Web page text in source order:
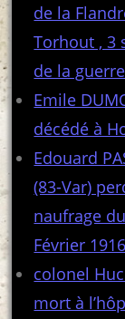
de la
Torhout , 3
de la
Emile
décédé à
Edouard
(83-Var)
naufrage
Février 1916
colonel
mort à